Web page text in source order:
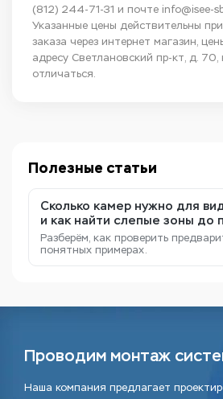
(812) 244-71-31 и почте info@isee-
Указанные цены действительны
заказа через интернет магазин,
адресу Светлановский пр-кт, д. 70,
отличаться.
Полезные статьи
Сколько камер нужно для
и как найти слепые зоны до
Разберём, как проверить
понятных примерах.
Проводим монтаж
Наша компания предлагает